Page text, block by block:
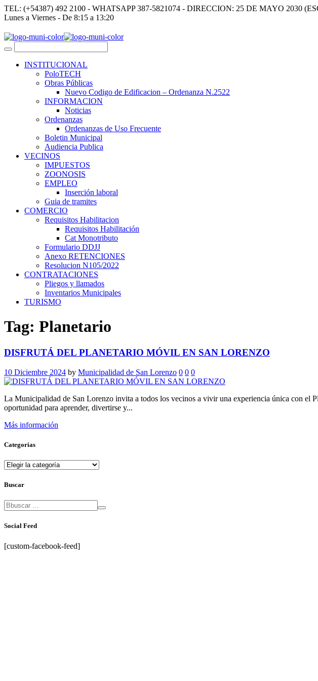
TEL: (+54387) 492 2100 - WHATSAPP 387-5821074 - DIRECCION: 25 DE MAYO 2030
Lunes a Viernes - De 8:15 a 13:20
INSTITUCIONAL
PoloTECH
Obras Públicas
Nuevo Codigo de Edificacion – Ordenanza N.2522
INFORMACION
Noticias
Ordenanzas
Ordenanzas de Uso Frecuente
Boletin Municipal
Audiencia Publica
VECINOS
IMPUESTOS
ZOONOSIS
EMPLEO
Inserción laboral
Guia de tramites
COMERCIO
Requisitos Habilitacion
Requisitos Habilitación
Cat Monotributo
Formulario DDJJ
Anexo RETENCIONES
Resolucion N105/2022
CONTRATACIONES
Pliegos y llamados
Inventarios Municipales
TURISMO
Tag: Planetario
DISFRUTÁ DEL PLANETARIO MÓVIL EN SAN LORENZO
10 Diciembre 2024 by Municipalidad de San Lorenzo 0 0 0
La Municipalidad de San Lorenzo invita a todos los vecinos a vivir una experiencia única con
oportunidad para aprender, divertirse y...
Más información
Categorias
Categorias
Buscar
Social Feed
[custom-facebook-feed]